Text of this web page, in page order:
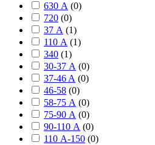
630 А (0)
720 (0)
37 А (1)
110 А (1)
340 (1)
30-37 А (0)
37-46 A (0)
46-58 (0)
58-75 А (0)
75-90 А (0)
90-110 А (0)
110 А-150 (0)